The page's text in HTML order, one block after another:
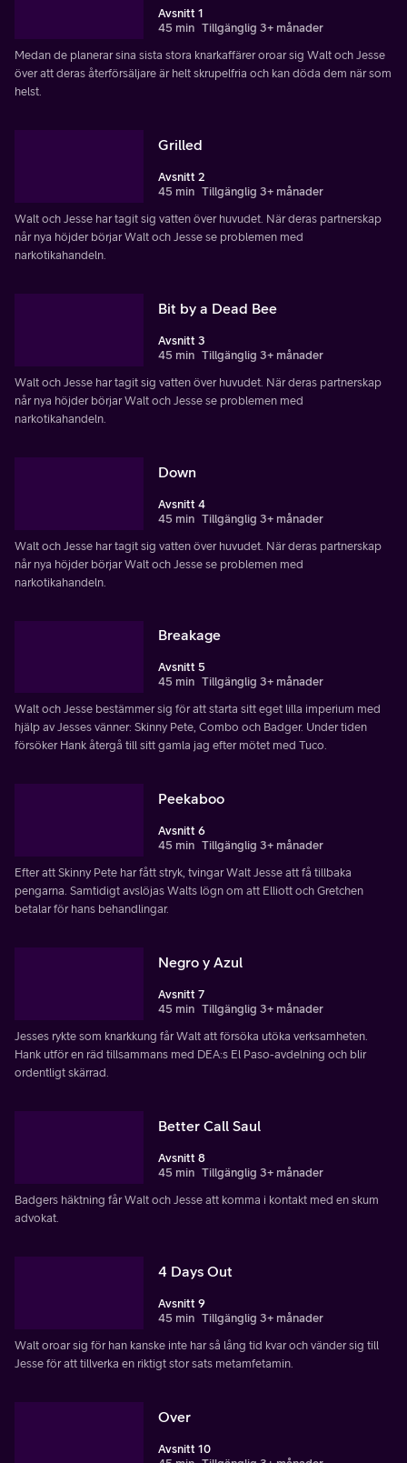
Avsnitt 1
45 min Tillgänglig 3+ månader
Medan de planerar sina sista stora knarkaffärer oroar sig Walt och Jesse
över att deras återförsäljare är helt skrupelfria och kan döda dem när som
helst.
Grilled
Avsnitt 2
45 min Tillgänglig 3+ månader
Walt och Jesse har tagit sig vatten över huvudet. När deras partnerskap
når nya höjder börjar Walt och Jesse se problemen med
narkotikahandeln.
Bit by a Dead Bee
Avsnitt 3
45 min Tillgänglig 3+ månader
Walt och Jesse har tagit sig vatten över huvudet. När deras partnerskap
når nya höjder börjar Walt och Jesse se problemen med
narkotikahandeln.
Down
Avsnitt 4
45 min Tillgänglig 3+ månader
Walt och Jesse har tagit sig vatten över huvudet. När deras partnerskap
når nya höjder börjar Walt och Jesse se problemen med
narkotikahandeln.
Breakage
Avsnitt 5
45 min Tillgänglig 3+ månader
Walt och Jesse bestämmer sig för att starta sitt eget lilla imperium med
hjälp av Jesses vänner: Skinny Pete, Combo och Badger. Under tiden
försöker Hank återgå till sitt gamla jag efter mötet med Tuco.
Peekaboo
Avsnitt 6
45 min Tillgänglig 3+ månader
Efter att Skinny Pete har fått stryk, tvingar Walt Jesse att få tillbaka
pengarna. Samtidigt avslöjas Walts lögn om att Elliott och Gretchen
betalar för hans behandlingar.
Negro y Azul
Avsnitt 7
45 min Tillgänglig 3+ månader
Jesses rykte som knarkkung får Walt att försöka utöka verksamheten.
Hank utför en räd tillsammans med DEA:s El Paso-avdelning och blir
ordentligt skärrad.
Better Call Saul
Avsnitt 8
45 min Tillgänglig 3+ månader
Badgers häktning får Walt och Jesse att komma i kontakt med en skum
advokat.
4 Days Out
Avsnitt 9
45 min Tillgänglig 3+ månader
Walt oroar sig för han kanske inte har så lång tid kvar och vänder sig till
Jesse för att tillverka en riktigt stor sats metamfetamin.
Over
Avsnitt 10